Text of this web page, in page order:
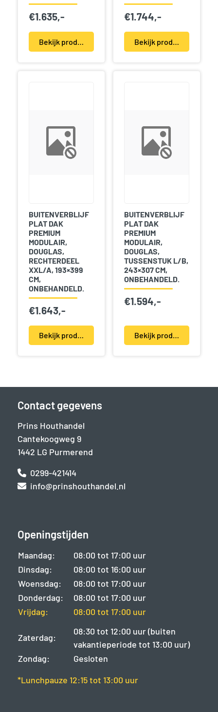
€1.635,- €1.744,-
BUITENVERBLIJF
PLAT DAK
PREMIUM
MODULAIR,
DOUGLAS,
RECHTERDEEL
XXL/A, 193×399
CM,
ONBEHANDELD.
€1.643,-
Bekijk product(en)
BUITENVERBLIJF
PLAT DAK
PREMIUM
MODULAIR,
DOUGLAS,
TUSSENSTUK L/B,
243×307 CM,
ONBEHANDELD.
€1.594,-
Bekijk product(en)
Contact gegevens
Prins Houthandel
Cantekoogweg 9
1442 LG Purmerend
0299-421414
info@prinshouthandel.nl
Openingstijden
Maandag:
08:00 tot 17:00 uur
Dinsdag:
08:00 tot 16:00 uur
Woensdag:
08:00 tot 17:00 uur
Donderdag:
08:00 tot 17:00 uur
Vrijdag:
08:00 tot 17:00 uur
Zaterdag:
08:30 tot 12:00 uur (buiten
vakantieperiode tot 13:00 uur)
Zondag:
Gesloten
*Lunchpauze 12:15 tot 13:00 uur